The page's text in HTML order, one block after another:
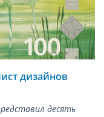
дизайнов
десять